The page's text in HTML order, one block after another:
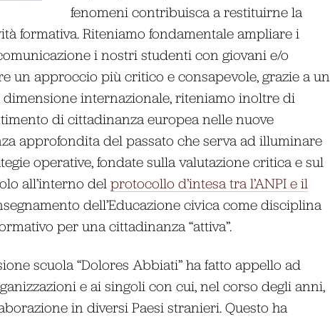
fenomeni contribuisca a restituirne la
formativa. Riteniamo fondamentale ampliare i
i nostri studenti con giovani e/o
un approccio più critico e consapevole, grazie a un
internazionale, riteniamo inoltre di
di cittadinanza europea nelle nuove
approfondita del passato che serva ad illuminare
operative, fondate sulla valutazione critica e sul
all’interno del protocollo d’intesa tra l’ANPI e il
dell’Educazione civica come disciplina
per una cittadinanza “attiva”.
scuola “Dolores Abbiati” ha fatto appello ad
e ai singoli con cui, nel corso degli anni,
in diversi Paesi stranieri. Questo ha